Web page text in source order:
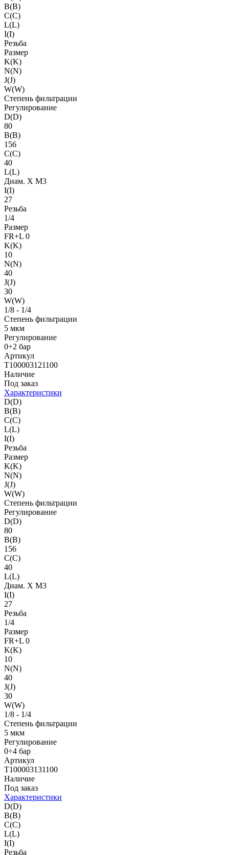
B(B)
C(C)
L(L)
I(I)
Резьба
Размер
K(K)
N(N)
J(J)
W(W)
Степень фильтрации
Регулирование
D(D)
80
B(B)
156
C(C)
40
L(L)
Диам. X M3
I(I)
27
Резьба
1/4
Размер
FR+L 0
K(K)
10
N(N)
40
J(J)
30
W(W)
1/8 - 1/4
Степень фильтрации
5 мкм
Регулирование
0÷2 бар
Артикул
T100003121100
Наличие
Под заказ
Характеристики
D(D)
B(B)
C(C)
L(L)
I(I)
Резьба
Размер
K(K)
N(N)
J(J)
W(W)
Степень фильтрации
Регулирование
D(D)
80
B(B)
156
C(C)
40
L(L)
Диам. X M3
I(I)
27
Резьба
1/4
Размер
FR+L 0
K(K)
10
N(N)
40
J(J)
30
W(W)
1/8 - 1/4
Степень фильтрации
5 мкм
Регулирование
0÷4 бар
Артикул
T100003131100
Наличие
Под заказ
Характеристики
D(D)
B(B)
C(C)
L(L)
I(I)
Резьба